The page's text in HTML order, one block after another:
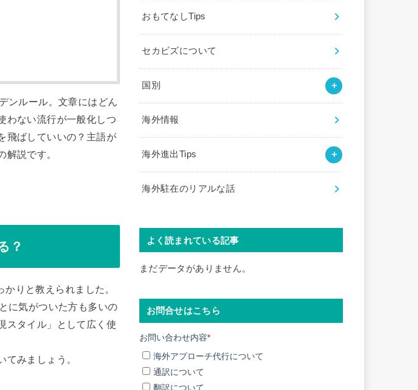
ンルール。文章にはどん
わない流行が一般化しつ
飛ばしていいの？主語が
説です。
？
りと教えられました。
に気がついた方も多いの
スタイル」として広く使
てみましょう。
おもてなしTips
セカビズについて
国別
海外情報
海外進出Tips
海外駐在のリアルな話
よく読まれている記事
まだデータがありません。
お問合せはこちら